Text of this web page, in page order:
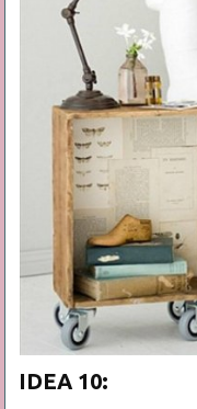
IDEA 10: